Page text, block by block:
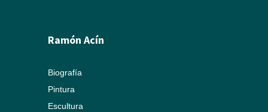
Ramón Acín
Biografía
Pintura
Escultura